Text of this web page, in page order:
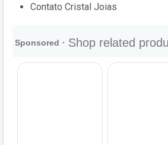
Contato Cristal Joias